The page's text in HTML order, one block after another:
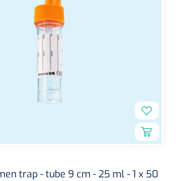
trap - tube 9 cm - 25 ml - 1 x 50